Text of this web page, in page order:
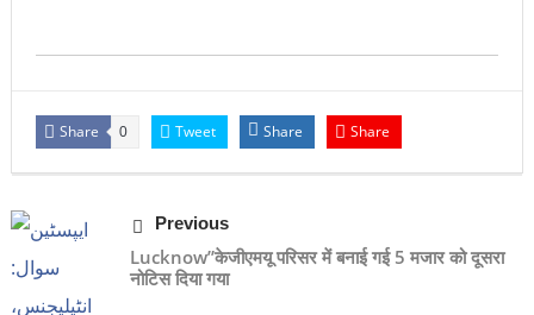
Share 0 Tweet Share Share
Previous
Lucknow”केजीएमयू परिसर में बनाई गई 5 मजार को दूसरा
नोटिस दिया गया